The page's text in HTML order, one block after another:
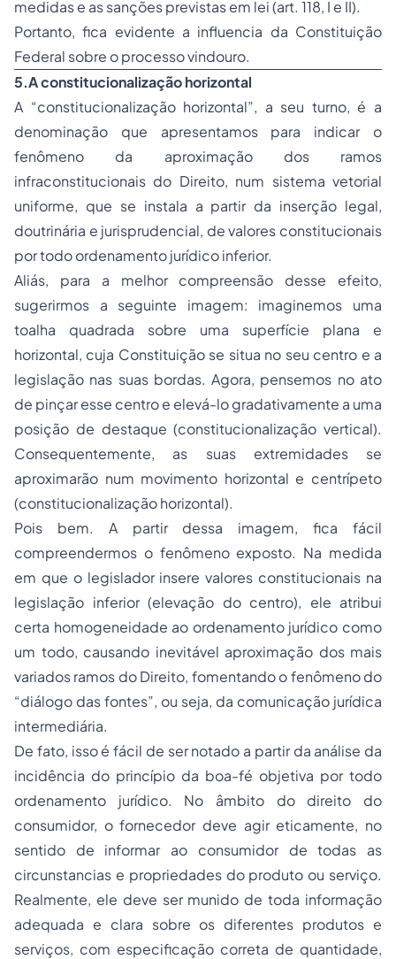
medidas e as sanções previstas em lei (art. 118, I e II).
Portanto, fica evidente a influencia da Constituição
Federal sobre o processo vindouro.
5.A constitucionalização horizontal
A “constitucionalização horizontal”, a seu turno, é a
denominação que apresentamos para indicar o
fenômeno da aproximação dos ramos
infraconstitucionais do Direito, num sistema vetorial
uniforme, que se instala a partir da inserção legal,
doutrinária e jurisprudencial, de valores constitucionais
por todo ordenamento jurídico inferior.
Aliás, para a melhor compreensão desse efeito,
sugerirmos a seguinte imagem: imaginemos uma
toalha quadrada sobre uma superfície plana e
horizontal, cuja Constituição se situa no seu centro e a
legislação nas suas bordas. Agora, pensemos no ato
de pinçar esse centro e elevá-lo gradativamente a uma
posição de destaque (constitucionalização vertical).
Consequentemente, as suas extremidades se
aproximarão num movimento horizontal e centrípeto
(constitucionalização horizontal).
Pois bem. A partir dessa imagem, fica fácil
compreendermos o fenômeno exposto. Na medida
em que o legislador insere valores constitucionais na
legislação inferior (elevação do centro), ele atribui
certa homogeneidade ao ordenamento jurídico como
um todo, causando inevitável aproximação dos mais
variados ramos do Direito, fomentando o fenômeno do
“diálogo das fontes”, ou seja, da comunicação jurídica
intermediária.
De fato, isso é fácil de ser notado a partir da análise da
incidência do princípio da boa-fé objetiva por todo
ordenamento jurídico. No âmbito do direito do
consumidor, o fornecedor deve agir eticamente, no
sentido de informar ao consumidor de todas as
circunstancias e propriedades do produto ou serviço.
Realmente, ele deve ser munido de toda informação
adequada e clara sobre os diferentes produtos e
serviços, com especificação correta de quantidade,